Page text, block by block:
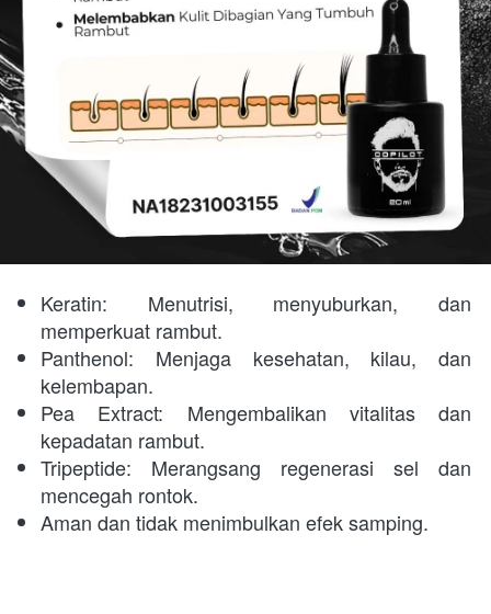
Keratin: Menutrisi, menyuburkan, dan
memperkuat rambut.
Panthenol: Menjaga kesehatan, kilau, dan
kelembapan.
Pea Extract: Mengembalikan vitalitas dan
kepadatan rambut.
Tripeptide: Merangsang regenerasi sel dan
mencegah rontok.
Aman dan tidak menimbulkan efek samping.